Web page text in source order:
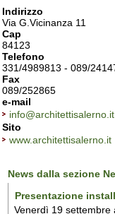
Indirizzo
Via G.Vicinanza 11
Cap
84123
Telefono
331/4989813 - 089/
Fax
089/252865
e-mail
info@architettisalerno.it
Sito
www.architettisalerno.it
News dalla sezione
Presentazione
Venerdì 19 settembre